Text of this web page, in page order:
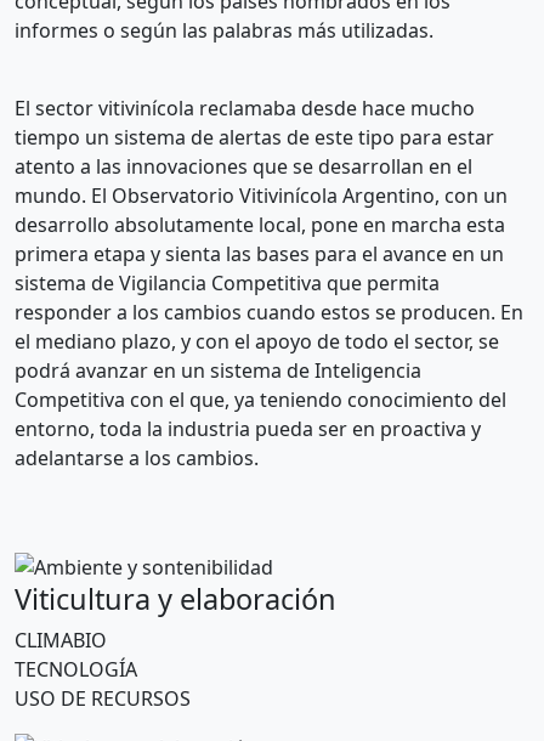
informes o según las palabras más utilizadas.
El sector vitivinícola reclamaba desde hace mucho
tiempo un sistema de alertas de este tipo para estar
atento a las innovaciones que se desarrollan en el
mundo. El Observatorio Vitivinícola Argentino, con un
desarrollo absolutamente local, pone en marcha esta
primera etapa y sienta las bases para el avance en un
sistema de Vigilancia Competitiva que permita
responder a los cambios cuando estos se producen. En
el mediano plazo, y con el apoyo de todo el sector, se
podrá avanzar en un sistema de Inteligencia
Competitiva con el que, ya teniendo conocimiento del
entorno, toda la industria pueda ser en proactiva y
adelantarse a los cambios.
Viticultura y elaboración
CLIMABIO
TECNOLOGÍA
USO DE RECURSOS